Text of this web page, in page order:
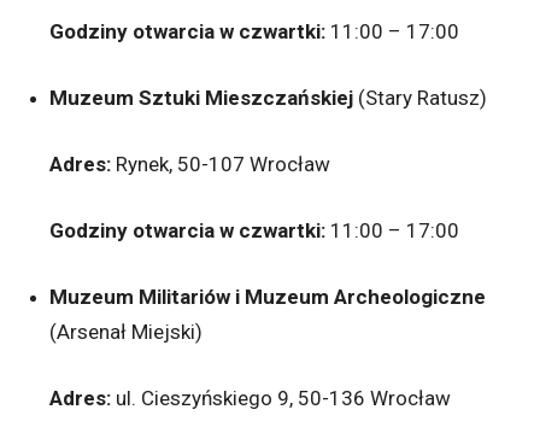
Godziny otwarcia w czwartki: 11:00 – 17:00
Muzeum Sztuki Mieszczańskiej (Stary Ratusz)
Adres: Rynek, 50-107 Wrocław
Godziny otwarcia w czwartki: 11:00 – 17:00
Muzeum Militariów i Muzeum Archeologiczne
(Arsenał Miejski)
Adres: ul. Cieszyńskiego 9, 50-136 Wrocław